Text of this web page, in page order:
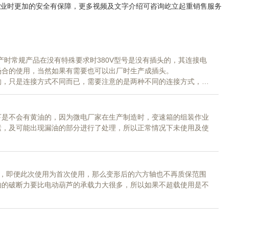
时更加的安全有保障，更多视频及文字介绍可咨询屹立起重销售服务
常规产品在没有特殊要求时380V型号是没有插头的，其连接电
的使用，当然如果有需要也可以出厂时生产成插头。
只是连接方式不同而已，需要注意的是两种不同的连接方式，对
不会有黄油的，因为微电厂家在生产制造时，变速箱的组装作业
及可能出现漏油的部分进行了处理，所以正常情况下未使用及使
便此次使用为首次使用，那么变形后的六方轴也不再质保范围
破断力要比电动葫芦的承载力大很多，所以如果不超载使用是不
六方轴是不会出现变